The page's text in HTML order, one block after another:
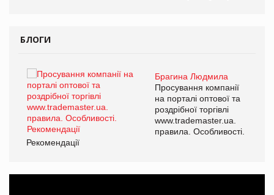
БЛОГИ
Брагина Людмила
Просування компанії
на порталі оптової та
роздрібної торгівлі
www.trademaster.ua.
правила. Особливості.
Рекомендації